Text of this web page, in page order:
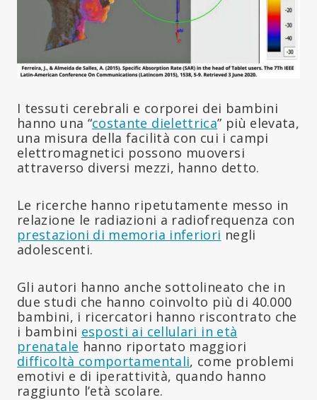
I tessuti cerebrali e corporei dei bambini
hanno una “costante dielettrica” più elevata,
una misura della facilità con cui i campi
elettromagnetici possono muoversi
attraverso diversi mezzi, hanno detto.
Le ricerche hanno ripetutamente messo in
relazione le radiazioni a radiofrequenza con
prestazioni di memoria inferiori negli
adolescenti.
Gli autori hanno anche sottolineato che in
due studi che hanno coinvolto più di 40.000
bambini, i ricercatori hanno riscontrato che
i bambini esposti ai cellulari in età
prenatale hanno riportato maggiori
difficoltà comportamentali, come problemi
emotivi e di iperattività, quando hanno
raggiunto l’età scolare.